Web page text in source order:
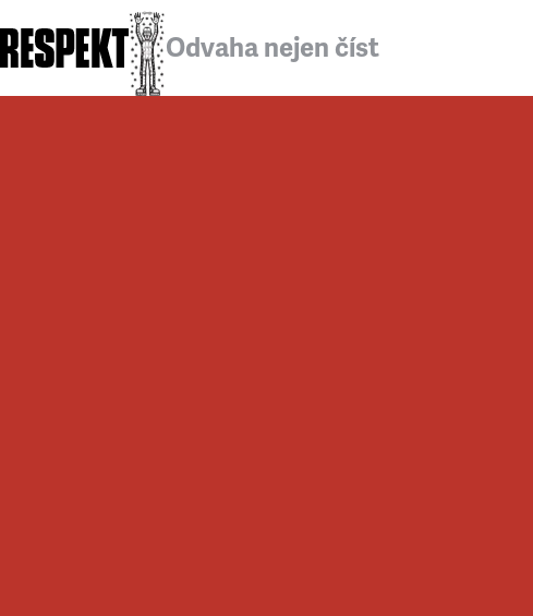
Odvaha nejen číst